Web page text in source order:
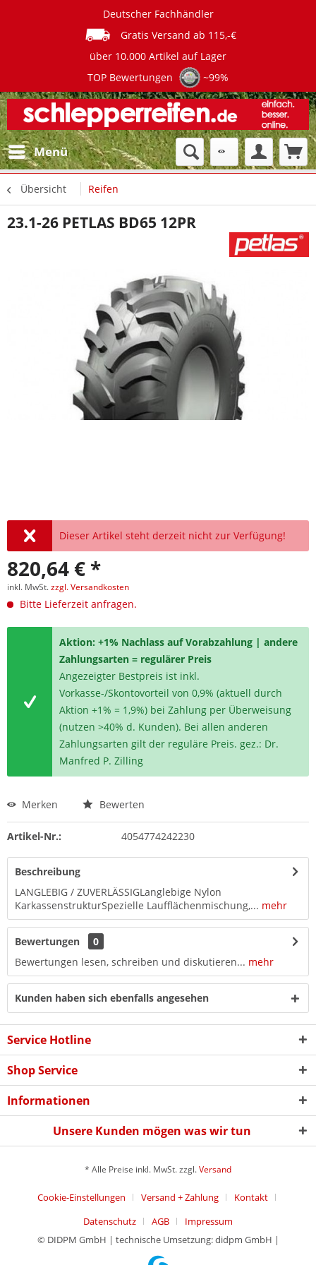
Deutscher Fachhändler
Gratis Versand ab 115,-€
über 10.000 Artikel auf Lager
TOP Bewertungen
~99%
Menü
Übersicht Reifen
23.1-26 PETLAS BD65 12PR
Dieser Artikel steht derzeit nicht zur Verfügung!
820,64 € *
inkl. MwSt.zzgl. Versandkosten
Bitte Lieferzeit anfragen.
Aktion: +1% Nachlass auf Vorabzahlung | andere
Zahlungsarten = regulärer Preis
Angezeigter Bestpreis ist inkl.
Vorkasse-/Skontovorteil von 0,9% (aktuell durch
Aktion +1% = 1,9%) bei Zahlung per Überweisung
(nutzen >40% d. Kunden). Bei allen anderen
Zahlungsarten gilt der reguläre Preis. gez.: Dr.
Manfred P. Zilling
Merken Bewerten
Artikel-Nr.: 4054774242230
Beschreibung
LANGLEBIG / ZUVERLÄSSIGLanglebige Nylon
KarkassenstrukturSpezielle Laufflächenmischung,... mehr
Bewertungen
0
Bewertungen lesen, schreiben und diskutieren... mehr
Kunden haben sich ebenfalls angesehen
Service Hotline
Shop Service
Informationen
Unsere Kunden mögen was wir tun
* Alle Preise inkl. MwSt. zzgl.Versand
Cookie-Einstellungen Versand + Zahlung
Kontakt
Datenschutz
AGB
Impressum
© DIDPM GmbH | technische Umsetzung: didpm GmbH |